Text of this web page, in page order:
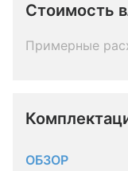
Стоимость
Примерные
ОБЗОР